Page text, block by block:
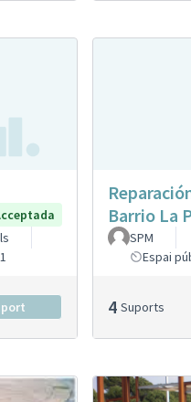
1
Barrio La
SPM
Espai
4 Suports